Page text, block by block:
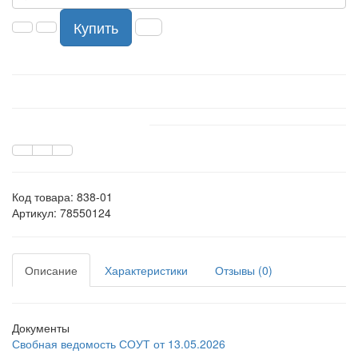
Купить
Код товара: 838-01
Артикул: 78550124
Описание Характеристики Отзывы (0)
Документы
Свобная ведомость СОУТ от 13.05.2026